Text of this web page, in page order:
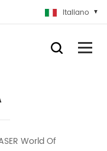
Italiano
World Of